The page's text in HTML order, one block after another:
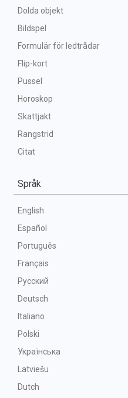
Dolda objekt
Bildspel
Formulär för ledtrådar
Flip-kort
Pussel
Horoskop
Skattjakt
Rangstrid
Citat
Språk
English
Español
Português
Français
Русский
Deutsch
Italiano
Polski
Українська
Latviešu
Dutch